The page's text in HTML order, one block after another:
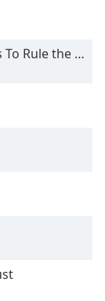
the World